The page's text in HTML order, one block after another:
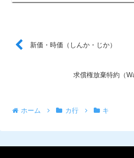
新価・時価（しんか・じか）
求償権放棄特約（
ホーム カ行 キ